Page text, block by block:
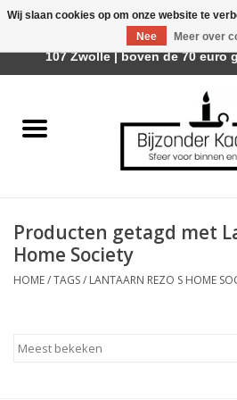
Räder Design Stories
Geurkaarsen
Tafelhaarden
Producten getagd met
Home Society
HOME/TAGS/ LANTAARN REZO S HOME
Wij slaan cookies op om onze website te
Nee
Meer over
Afhalen is mogelijk bij Trotz Woon &
107 Zwolle | boven de 70 euro